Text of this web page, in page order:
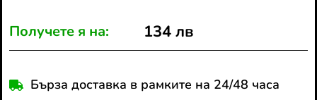
Получете я на: 134 лв
Бърза доставка в рамките на 24/48 часа